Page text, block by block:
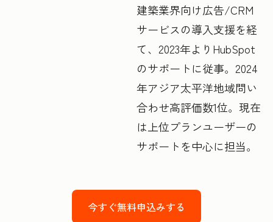
建築業界向け広告/CRM
サービスの導入支援を経
て、2023年よりHubSpot
のサポートに従事。2024
年アジア太平洋地域問い
合わせ高評価数1位。現在
は上位プランユーザーの
サポートを中心に担当。
今すぐ無料申込みする